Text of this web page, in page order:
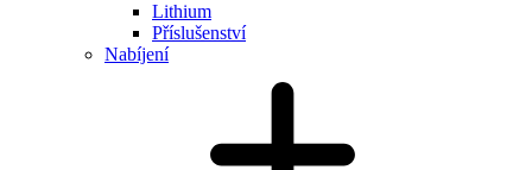
Lithium
Příslušenství
Nabíjení